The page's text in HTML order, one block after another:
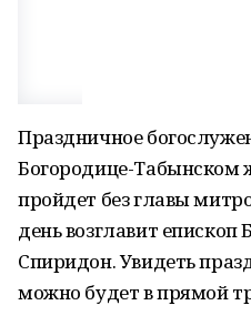
Праздничное
Богородице-Табынском
пройдет без главы
день возглавит
Спиридон. Увидеть
можно будет в прямой